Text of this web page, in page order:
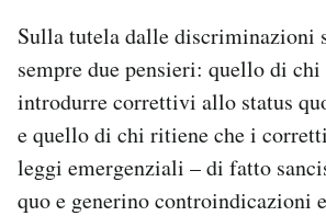
SHOP
CALENDARIO
Sulla tutela dalle discriminazioni
sempre due pensieri: quello di
introdurre correttivi allo status
e quello di chi ritiene che i
leggi emergenziali – di fatto
quo e generino controindicazioni